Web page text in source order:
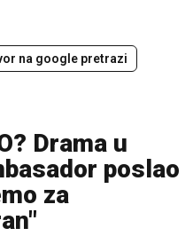
na google pretrazi
Drama u
poslao
za